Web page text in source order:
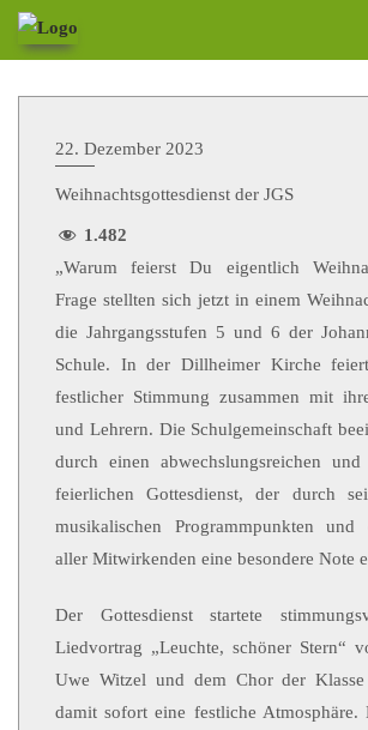
22. Dezember 2023
Weihnachtsgottesdienst der JGS
1.482
„Warum feierst Du eigentlich
Frage stellten sich jetzt in einem
die Jahrgangsstufen 5 und 6 der
Schule. In der Dillheimer Kirche
festlicher Stimmung zusammen mit
und Lehrern. Die Schulgemeinschaft
durch einen abwechslungsreichen und
feierlichen Gottesdienst, der durch
musikalischen Programmpunkten
aller Mitwirkenden eine besondere Note
Der Gottesdienst startete
Liedvortrag „Leuchte, schöner Stern“
Uwe Witzel und dem Chor der
damit sofort eine festliche Atmosphäre.